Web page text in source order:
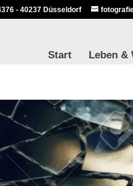
- 40237 Düsseldorf
Start Leben &